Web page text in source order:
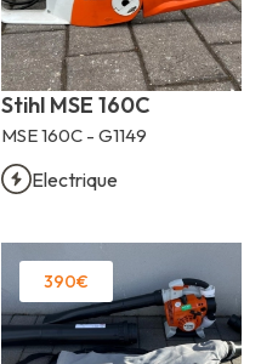
Stihl MSE 160C
MSE 160C - G1149
Electrique
390€